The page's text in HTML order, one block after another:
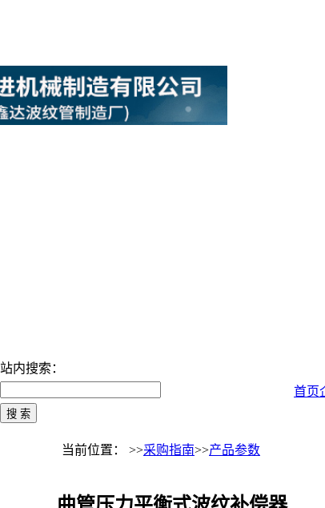
站内搜索：
首页
当前位置： >>采购指南>>产品参数